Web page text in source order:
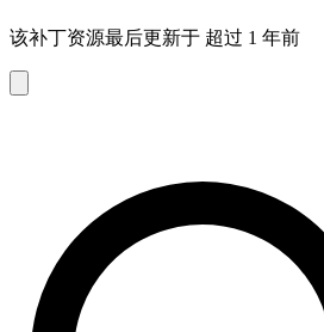
该补丁资源最后更新于 超过 1 年前